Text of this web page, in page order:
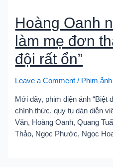
Hoàng Oanh
làm mẹ đơn
đội rất ổn”
Leave a Comment / Phim ảnh
Mới đây, phim điện ảnh “Biệt
chính thức, quy tụ dàn diễn
Văn, Hoàng Oanh, Quang
Thảo, Ngọc Phước, Ngọc